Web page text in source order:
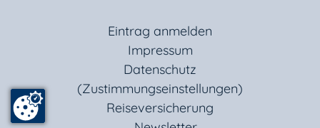
Eintrag anmelden
Impressum
Datenschutz
(Zustimmungseinstellungen)
Reiseversicherung